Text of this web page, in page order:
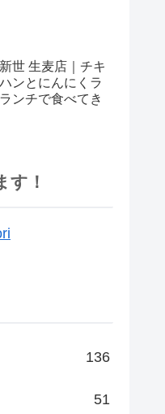
世 生麦店｜チキ
ンとにんにくラ
ンチで食べてき
す！
136
51